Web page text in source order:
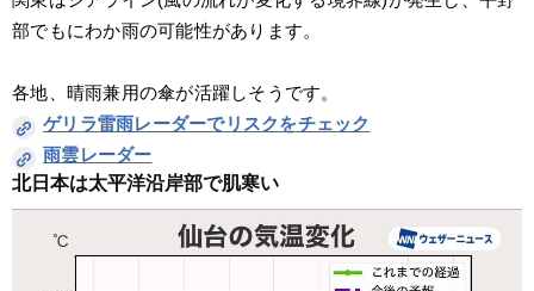
部でもにわか雨の可能性があります。
各地、晴雨兼用の傘が活躍しそうです。
ゲリラ雷雨レーダーでリスクをチェック
雨雲レーダー
北日本は太平洋沿岸部で肌寒い